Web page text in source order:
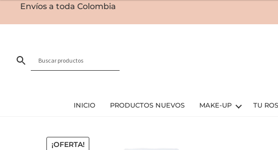
Envíos a toda Colombia
INICIO PRODUCTOS NUEVOS MAKE-UP TU
¡OFERTA!